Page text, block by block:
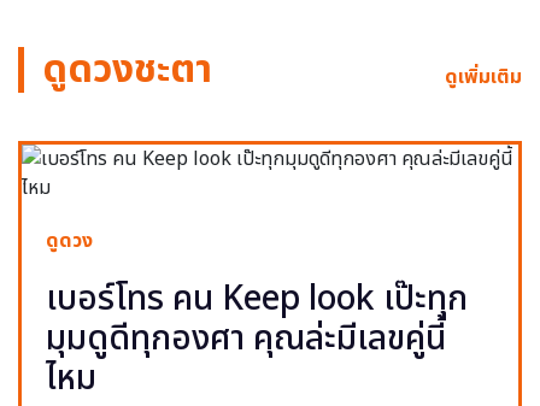
ดูดวงชะตา ดูเพิ่มเติม
ดูดวง
เบอร์โทร คน Keep look เป๊ะทุก
มุมดูดีทุกองศา คุณล่ะมีเลขคู่นี้
ไหม